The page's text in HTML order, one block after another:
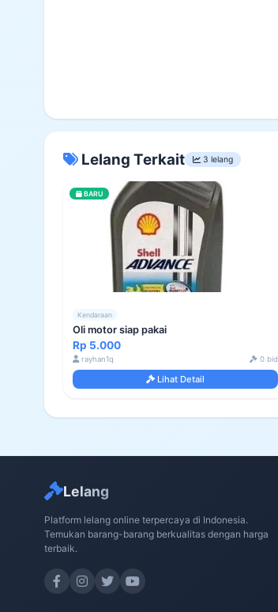
Lelang Terkait 3 lelang
BARU
Kendaraan
Oli motor siap pakai
Rp 5.000
rayhan1q 0 bid
Lihat Detail
Lelang
Platform lelang online terpercaya di Indonesia.
Temukan barang-barang berkualitas dengan harga
terbaik.